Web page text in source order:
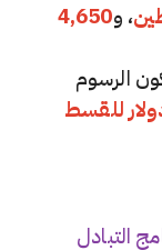
، و4,650
الرسوم
دولار للقسط
التبادل